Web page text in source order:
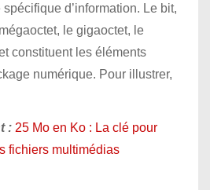
d’information. Le bit,
le gigaoctet, le
constituent les éléments
numérique. Pour illustrer,
: 25 Mo en Ko : La clé pour
fichiers multimédias